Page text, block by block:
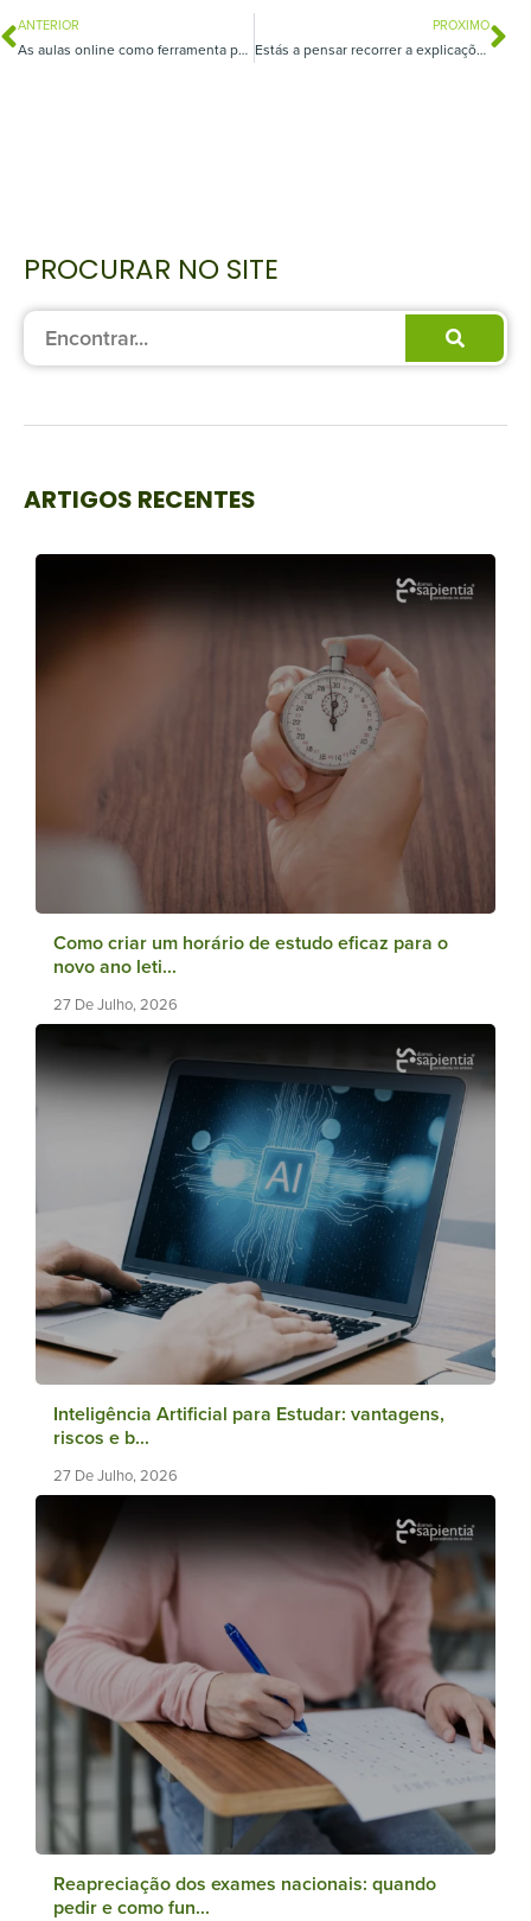
Prev
ANTERIOR
As aulas online como ferramenta para melhorar o sucesso escolar!
PROXIMO
Estás a pensar recorrer a explicações de estatística? Sabe tudo!
PROCURAR NO SITE
Procurar
ARTIGOS RECENTES
Como criar um horário de estudo eficaz para o
novo ano leti...
27 De Julho, 2026
Inteligência Artificial para Estudar: vantagens,
riscos e b...
27 De Julho, 2026
Reapreciação dos exames nacionais: quando
pedir e como fun...